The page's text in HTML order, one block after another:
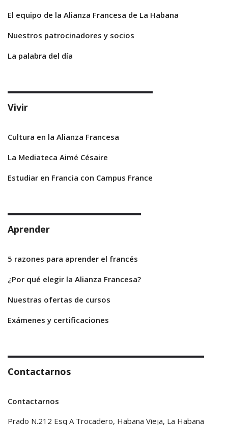
El equipo de la Alianza Francesa de La Habana
Nuestros patrocinadores y socios
La palabra del día
Vivir
Cultura en la Alianza Francesa
La Mediateca Aimé Césaire
Estudiar en Francia con Campus France
Aprender
5 razones para aprender el francés
¿Por qué elegir la Alianza Francesa?
Nuestras ofertas de cursos
Exámenes y certificaciones
Contactarnos
Contactarnos
Prado N.212 Esq A Trocadero, Habana Vieja, La Habana